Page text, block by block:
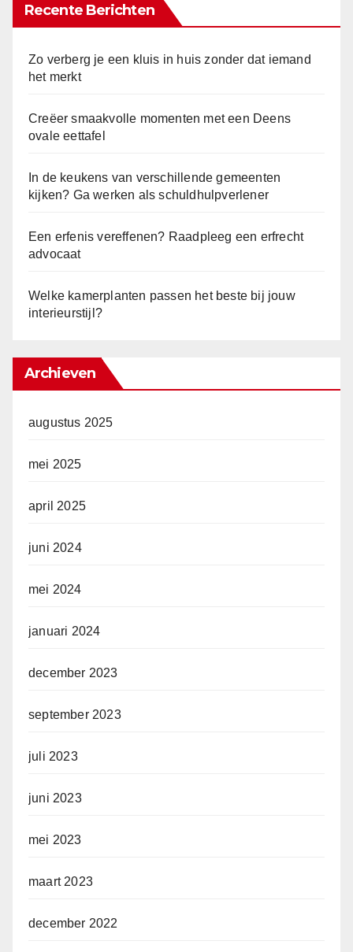
Recente Berichten
Zo verberg je een kluis in huis zonder dat iemand
het merkt
Creëer smaakvolle momenten met een Deens
ovale eettafel
In de keukens van verschillende gemeenten
kijken? Ga werken als schuldhulpverlener
Een erfenis vereffenen? Raadpleeg een erfrecht
advocaat
Welke kamerplanten passen het beste bij jouw
interieurstijl?
Archieven
augustus 2025
mei 2025
april 2025
juni 2024
mei 2024
januari 2024
december 2023
september 2023
juli 2023
juni 2023
mei 2023
maart 2023
december 2022